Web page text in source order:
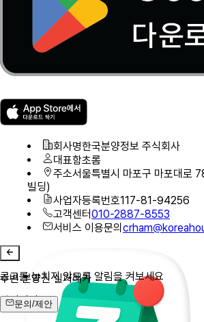
회사명한국분양정보 주식회사
대표함초롬
주소서울특별시 마포구 마포대로
빌딩)
사업자등록번호117-81-94256
고객센터010-2887-8553
서비스 이용문의
공고를 놓치지 않도록 알림을 켜보세요
알림켜기
주변 분양권 실거래가
문의/제안